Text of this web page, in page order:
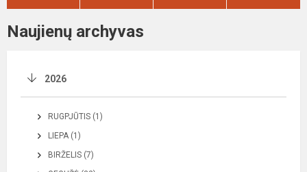
Naujienų archyvas
2026
RUGPJŪTIS (1)
LIEPA (1)
BIRŽELIS (7)